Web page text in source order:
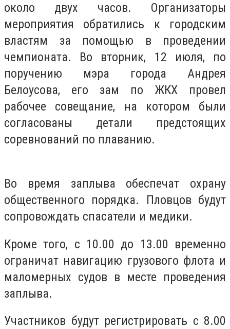
около двух часов. Организаторы
мероприятия обратились к городским
властям за помощью в проведении
чемпионата. Во вторник, 12 июля, по
поручению мэра города Андрея
Белоусова, его зам по ЖКХ провел
рабочее совещание, на котором были
согласованы детали предстоящих
соревнований по плаванию.
Во время заплыва обеспечат охрану
общественного порядка. Пловцов будут
сопровождать спасатели и медики.
Кроме того, с 10.00 до 13.00 временно
ограничат навигацию грузового флота и
маломерных судов в месте проведения
заплыва.
Участников будут регистрировать с 8.00